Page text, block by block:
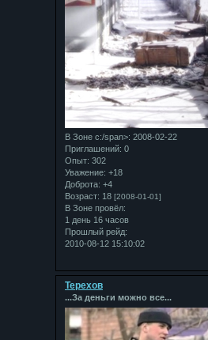
В Зоне с:/span>: 2008-02-22
Приглашений: 0
Опыт: 302
Уважение: +18
Доброта: +4
Возраст: 18 [2008-01-01]
В Зоне провёл:
1 день 16 часов
Прошлый рейд:
2010-08-12 15:10:02
Терехов
...За деньги можно все...